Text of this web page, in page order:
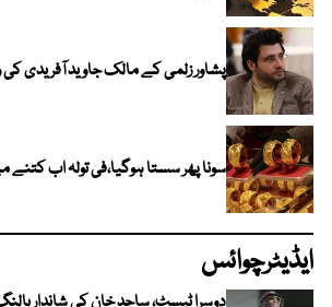
پشاور زلمی کے مالک جاوید آفریدی کی
سونا پھر سستا ہوگیا،فی تولہ اب کتنے
ایڈیٹرچوائس